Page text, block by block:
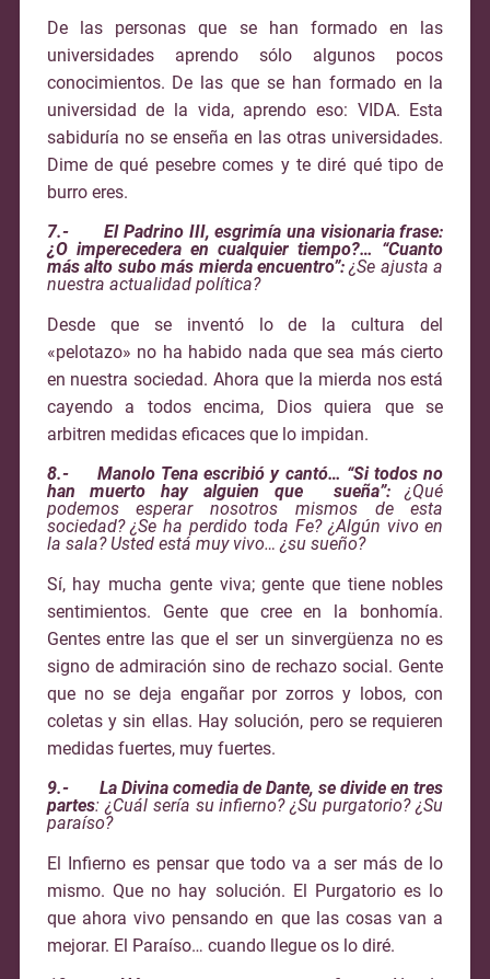
De las personas que se han formado en las
universidades aprendo sólo algunos pocos
conocimientos. De las que se han formado en la
universidad de la vida, aprendo eso: VIDA. Esta
sabiduría no se enseña en las otras universidades.
Dime de qué pesebre comes y te diré qué tipo de
burro eres.
7.- El Padrino III, esgrimía una visionaria frase:
¿O imperecedera en cualquier tiempo?… “Cuanto
más alto subo más mierda encuentro”:¿Se ajusta a
nuestra actualidad política?
Desde que se inventó lo de la cultura del
«pelotazo» no ha habido nada que sea más cierto
en nuestra sociedad. Ahora que la mierda nos está
cayendo a todos encima, Dios quiera que se
arbitren medidas eficaces que lo impidan.
8.- Manolo Tena escribió y cantó… “Si todos no
han muerto hay alguien que sueña”:¿Qué
podemos esperar nosotros mismos de esta
sociedad? ¿Se ha perdido toda Fe? ¿Algún vivo en
la sala? Usted está muy vivo… ¿su sueño?
Sí, hay mucha gente viva; gente que tiene nobles
sentimientos. Gente que cree en la bonhomía.
Gentes entre las que el ser un sinvergüenza no es
signo de admiración sino de rechazo social. Gente
que no se deja engañar por zorros y lobos, con
coletas y sin ellas. Hay solución, pero se requieren
medidas fuertes, muy fuertes.
9.- La Divina comedia de Dante, se divide en tres
partes: ¿Cuál sería su infierno? ¿Su purgatorio? ¿Su
paraíso?
El Infierno es pensar que todo va a ser más de lo
mismo. Que no hay solución. El Purgatorio es lo
que ahora vivo pensando en que las cosas van a
mejorar. El Paraíso… cuando llegue os lo diré.